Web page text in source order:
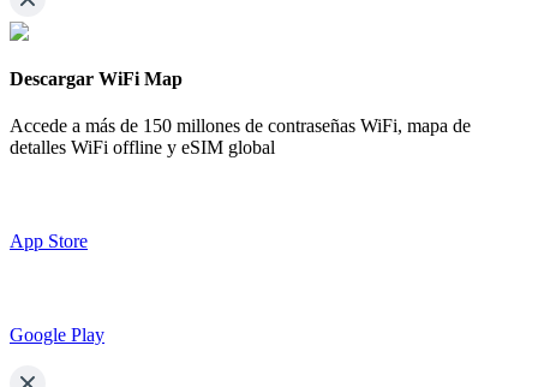
Descargar WiFi Map
Accede a más de 150 millones de contraseñas WiFi, mapa de
detalles WiFi offline y eSIM global
App Store
Google Play